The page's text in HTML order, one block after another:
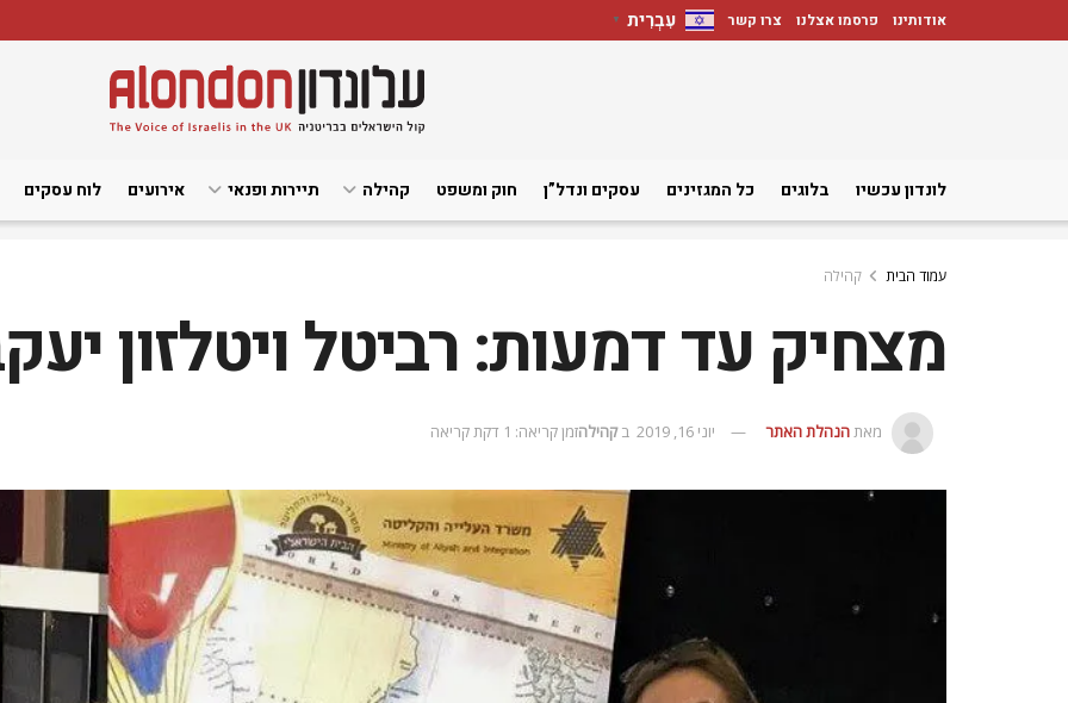
אודותינו פרסמו אצלנו צרו קשר עִבְרִית ▼
לונדון עכשיו בלוגים כל המגזינים עסקים ונדל”ן חוק ומשפט קהילה תיירות ופנאי אירועים לוח עסקים
עמוד הבית קהילה
מצחיק עד דמעות: רביטל ויטלזון
מאתהנהלת האתר יוני 16, 2019 ב קהילהזמן קריאה: 1 דקת קריאה